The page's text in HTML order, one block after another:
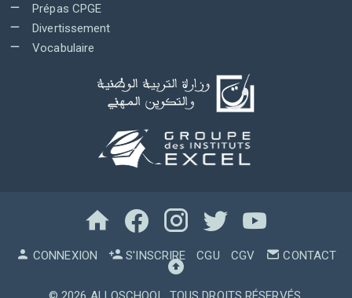
Prépas CPGE
Divertissement
Vocabulaire
CONNEXION S'INSCRIRE CGU CGV CONTACT